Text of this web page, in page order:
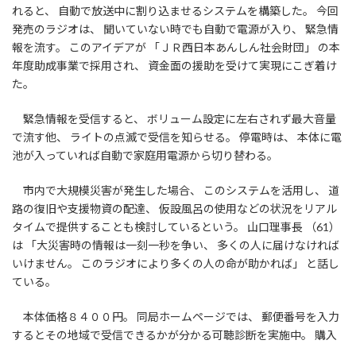
れると、 自動で放送中に割り込ませるシステムを構築した。 今回
発売のラジオは、 聞いていない時でも自動で電源が入り、 緊急情
報を流す。 このアイデアが 「ＪＲ西日本あんしん社会財団」 の本
年度助成事業で採用され、 資金面の援助を受けて実現にこぎ着け
た。
緊急情報を受信すると、 ボリューム設定に左右されず最大音量
で流す他、 ライトの点滅で受信を知らせる。 停電時は、 本体に電
池が入っていれば自動で家庭用電源から切り替わる。
市内で大規模災害が発生した場合、 このシステムを活用し、 道
路の復旧や支援物資の配達、 仮設風呂の使用などの状況をリアル
タイムで提供することも検討しているという。 山口理事長 （61）
は 「大災害時の情報は一刻一秒を争い、 多くの人に届けなければ
いけません。 このラジオにより多くの人の命が助かれば」 と話し
ている。
本体価格８４００円。 同局ホームページでは、 郵便番号を入力
するとその地域で受信できるかが分かる可聴診断を実施中。 購入